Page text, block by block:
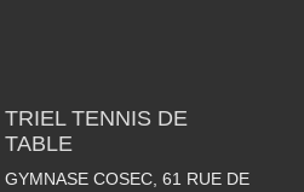
TRIEL TENNIS DE
TABLE
GYMNASE COSEC, 61 RUE DE